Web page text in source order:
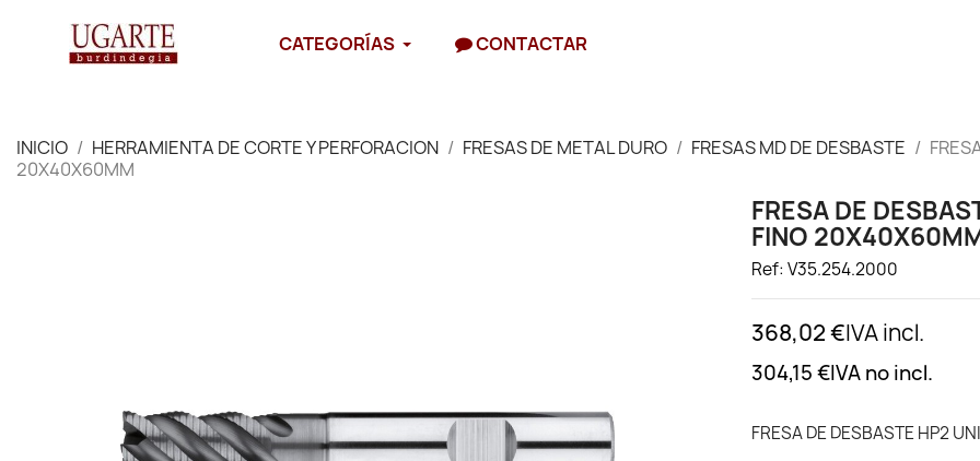
CATEGORÍAS CONTACTAR
INICIO HERRAMIENTA DE CORTE Y PERFORACION FRESAS DE METAL DURO FRESAS MD DE DESBASTE
20X40X60MM
FRESA DE
FINO
Ref: V35.254.2000
368,02 €IVA incl.
304,15 €IVA no incl.
FRESA DE DESBASTE HP2